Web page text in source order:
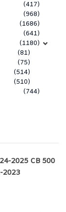
(417)
(968)
(1686)
(641)
(1180)
(81)
(75)
(514)
(510)
(744)
2025 CB 500
2023